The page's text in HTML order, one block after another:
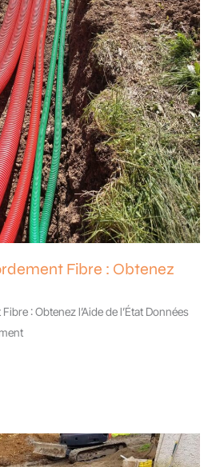
Fibre : Obtenez
: Obtenez l’Aide de l’État Données